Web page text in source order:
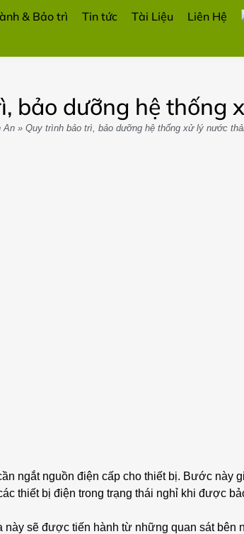
& Bảo trì Tin tức Tài Liệu Liên Hệ
bảo dưỡng hệ thống
An » Quy trình bảo trì, bảo dưỡng hệ thống xử lý nước
ngắt nguồn điện cấp cho thiết bị. Bước này
thiết bị điện trong trạng thái nghỉ khi được
này sẽ được tiến hành từ những quan sát bên